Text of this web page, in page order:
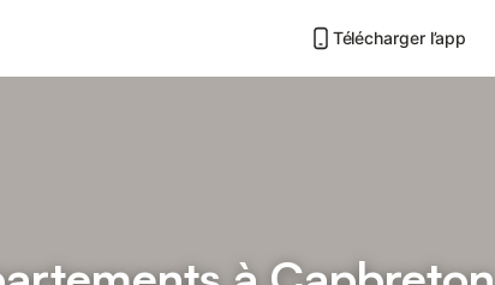
Télécharger l’app